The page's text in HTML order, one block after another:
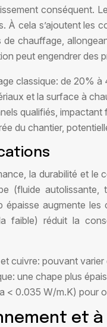
cela s’ajoutent
chauffage,
peut engendrer des
classique: de 20%
et la surface à
qualifiés,
du chantier,
la durabilité et
(fluide autolissante,
augmente
faible) réduit la
cuivre: pouvant
une chape plus
< 0.035 W/m.K) pour
et